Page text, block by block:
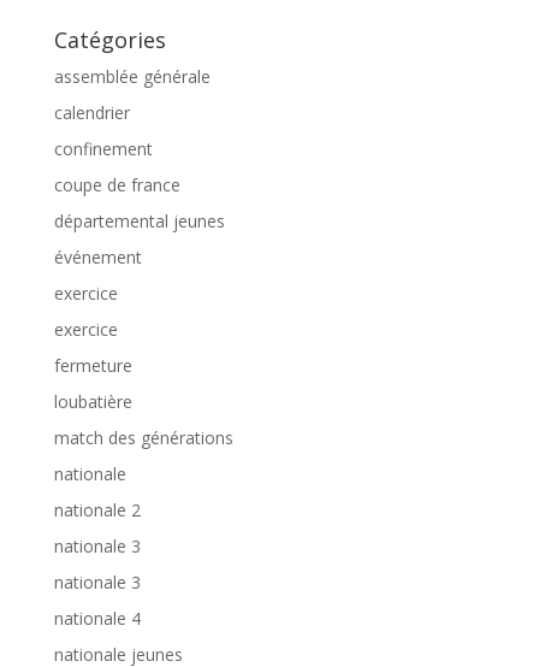
Catégories
assemblée générale
calendrier
confinement
coupe de france
départemental jeunes
événement
exercice
exercice
fermeture
loubatière
match des générations
nationale
nationale 2
nationale 3
nationale 3
nationale 4
nationale jeunes